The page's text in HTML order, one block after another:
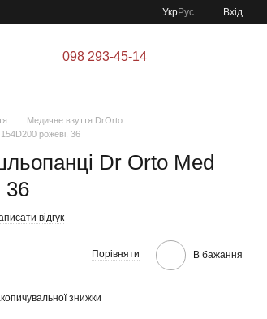
УкрРус Вхід
098 293-45-14
Медичне взуття DrOrto
рожеві, 36
Dr Orto Med
36
відгук
Порівняти В бажання
знижки